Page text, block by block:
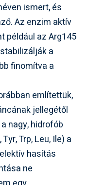
ismert, és
Az enzim aktív
például az Arg145
a
finomítva a
említettük,
jellegétől
nagy, hidrofób
Trp, Leu, Ile) a
hasítás
ne